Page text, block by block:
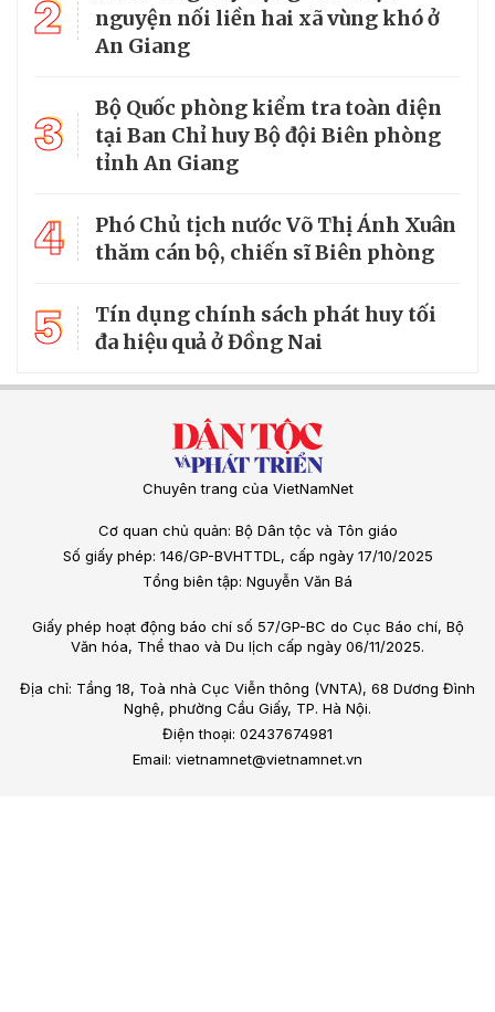
2
nguyện nối liền hai xã vùng khó ở
An Giang
3
Bộ Quốc phòng kiểm tra toàn diện
tại Ban Chỉ huy Bộ đội Biên phòng
tỉnh An Giang
4
Phó Chủ tịch nước Võ Thị Ánh Xuân
thăm cán bộ, chiến sĩ Biên phòng
5
Tín dụng chính sách phát huy tối
đa hiệu quả ở Đồng Nai
Chuyên trang của VietNamNet
Cơ quan chủ quản: Bộ Dân tộc và Tôn giáo
Số giấy phép: 146/GP-BVHTTDL, cấp ngày 17/10/2025
Tổng biên tập: Nguyễn Văn Bá
Giấy phép hoạt động báo chí số 57/GP-BC do Cục Báo chí, Bộ
Văn hóa, Thể thao và Du lịch cấp ngày 06/11/2025.
Địa chỉ: Tầng 18, Toà nhà Cục Viễn thông (VNTA), 68 Dương Đình
Nghệ, phường Cầu Giấy, TP. Hà Nội.
Điện thoại: 02437674981
Email: vietnamnet@vietnamnet.vn